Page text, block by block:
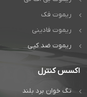
ریموت فک
ریموت فادینی
ریموت ضد کپی
اکسس کنترل
تگ خوان برد بلند